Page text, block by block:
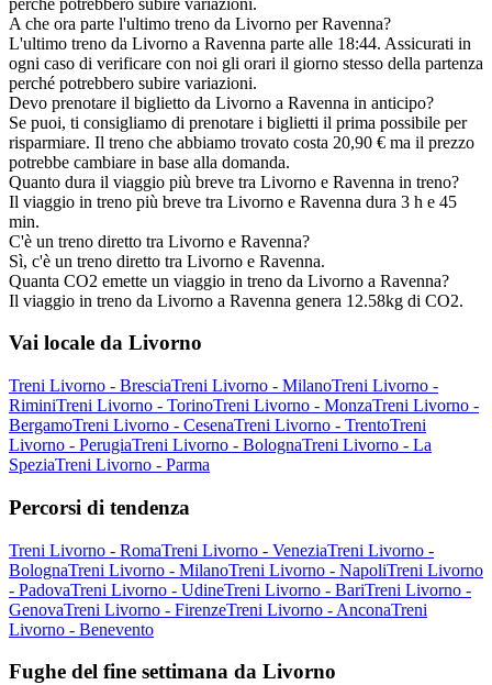
A che ora parte l'ultimo treno da Livorno per Ravenna?
L'ultimo treno da Livorno a Ravenna parte alle 18:44. Assicurati in
ogni caso di verificare con noi gli orari il giorno stesso della partenza
perché potrebbero subire variazioni.
Devo prenotare il biglietto da Livorno a Ravenna in anticipo?
Se puoi, ti consigliamo di prenotare i biglietti il prima possibile per
risparmiare. Il treno che abbiamo trovato costa 20,90 € ma il prezzo
potrebbe cambiare in base alla domanda.
Quanto dura il viaggio più breve tra Livorno e Ravenna in treno?
Il viaggio in treno più breve tra Livorno e Ravenna dura 3 h e 45
min.
C'è un treno diretto tra Livorno e Ravenna?
Sì, c'è un treno diretto tra Livorno e Ravenna.
Quanta CO2 emette un viaggio in treno da Livorno a Ravenna?
Il viaggio in treno da Livorno a Ravenna genera 12.58kg di CO2.
Vai locale da Livorno
Treni Livorno - BresciaTreni Livorno - MilanoTreni Livorno -
RiminiTreni Livorno - TorinoTreni Livorno - MonzaTreni Livorno -
BergamoTreni Livorno - CesenaTreni Livorno - TrentoTreni
Livorno - PerugiaTreni Livorno - BolognaTreni Livorno - La
SpeziaTreni Livorno - Parma
Percorsi di tendenza
Treni Livorno - RomaTreni Livorno - VeneziaTreni Livorno -
BolognaTreni Livorno - MilanoTreni Livorno - NapoliTreni Livorno
- PadovaTreni Livorno - UdineTreni Livorno - BariTreni Livorno -
GenovaTreni Livorno - FirenzeTreni Livorno - AnconaTreni
Livorno - Benevento
Fughe del fine settimana da Livorno